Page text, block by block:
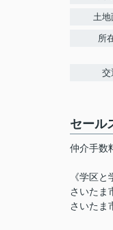
土地
所
交
セール
仲介手数
《学区と
さいたま
さいたま